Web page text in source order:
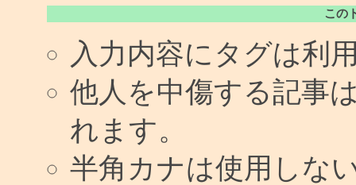
この
入力内容にタグは利
他人を中傷する記事
れます。
半角カナは使用しな